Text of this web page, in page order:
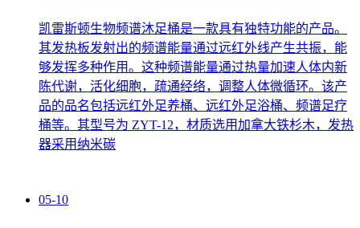
凯雷斯顿生物频谱沐足桶是一款具有独特功能的产品。
其发热板发射出的频谱能量通过远红外线产生共振，能
够发挥多种作用。这种频谱能量通过热量加速人体内新
陈代谢，活化细胞，疏通经络，调整人体微循环。该产
品的品名包括远红外足养桶、远红外足浴桶、频谱足疗
桶等。其型号为 ZYT-12，材质选用加拿大铁杉木，发热
器采用纳米碳
05-10